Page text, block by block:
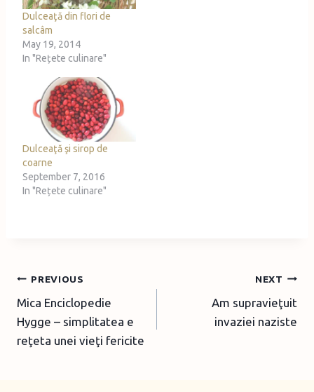
Dulceaţă din flori de
salcâm
May 19, 2014
In "Rețete culinare"
Dulceaţă şi sirop de
coarne
September 7, 2016
In "Rețete culinare"
Post
navigation
PREVIOUS
Mica Enciclopedie
Hygge – simplitatea e
reţeta unei vieţi fericite
NEXT
Am supravieţuit
invaziei naziste